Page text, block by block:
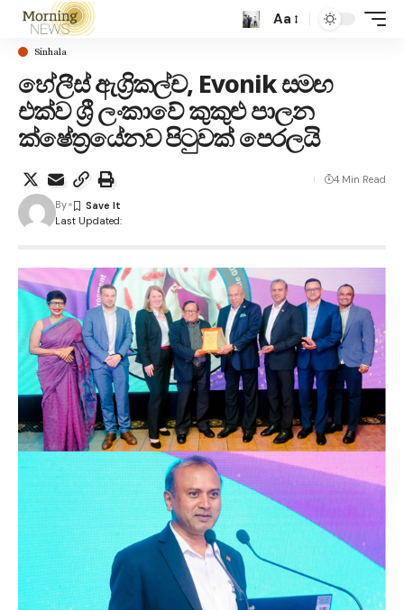
Aa
Sinhala
හේලීස් ඇග්‍රිකල්ච, Evonik සමඟ
එක්ව ශ්‍රී ලංකාවේ කුකුළු පාලන
ක්ෂේත්‍රයේනව පිටුවක් පෙරලයි
Last Updated:
By
4 Min Read